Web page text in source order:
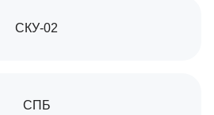
СКУ-02
СПБ